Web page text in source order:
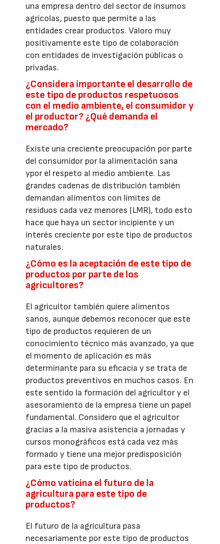
una empresa dentro del sector de insumos
agrícolas, puesto que permite a las
entidades crear productos. Valoro muy
positivamente este tipo de colaboración
con entidades de investigación públicas o
privadas.
¿Considera importante el desarrollo de
este tipo de productos respetuosos
con el medio ambiente, el consumidor y
el productor? ¿Qué demanda el
mercado?
Existe una creciente preocupación por parte
del consumidor por la alimentación sana
ypor el respeto al medio ambiente. Las
grandes cadenas de distribución también
demandan alimentos con límites de
residuos cada vez menores (LMR), todo esto
hace que haya un sector incipiente y un
interés creciente por este tipo de productos
naturales.
¿Cómo es la aceptación de este tipo de
productos por parte de los
agricultores?
El agricultor también quiere alimentos
sanos, aunque debemos reconocer que este
tipo de productos requieren de un
conocimiento técnico más avanzado, ya que
el momento de aplicación es más
determinante para su eficacia y se trata de
productos preventivos en muchos casos. En
este sentido la formación del agricultor y el
asesoramiento de la empresa tiene un papel
fundamental. Considero que el agricultor
gracias a la masiva asistencia a jornadas y
cursos monográficos está cada vez más
formado y tiene una mejor predisposición
para este tipo de productos.
¿Cómo vaticina el futuro de la
agricultura para este tipo de
productos?
El futuro de la agricultura pasa
necesariamente por este tipo de productos